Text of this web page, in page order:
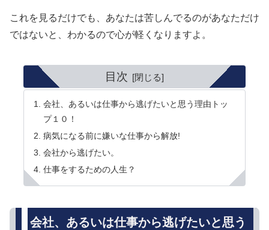
これを見るだけでも、あなたは苦しんでるのがあなただけ
ではないと、わかるので心が軽くなりますよ。
目次
会社、あるいは仕事から逃げたいと思う理由トッ
プ１０！
病気になる前に嫌いな仕事から解放!
会社から逃げたい。
仕事をするための人生？
会社、あるいは仕事から逃げたいと思う